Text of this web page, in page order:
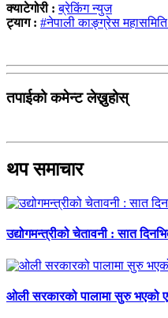
क्याटेगोरी :ब्रेकिंग न्युज
ट्याग : #नेपाली काङ्ग्रेस
तपाईको कमेन्ट लेख्नुहोस्
थप समाचार
उद्योगमन्त्रीको चेतावनी : सात
ओली सरकारको पालामा सुरु भएको